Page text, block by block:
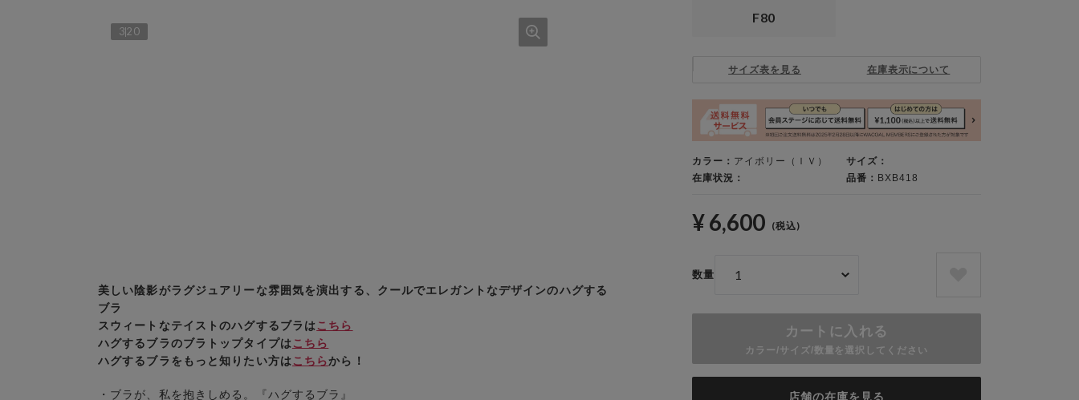
320
F80
サイズ表を見る 在庫表示について
カラー： アイボリー（ＩＶ）
サイズ：
在庫状況：
品番： BXB418
¥ 6,600 (税込)
数量
カートに入れる
カラー/サイズ/数量を選択してください
店舗の在庫を見る
美しい陰影がラグジュアリーな雰囲気を演出する、クールでエレガントなデザインのハグする
ブラ
スウィートなテイストのハグするブラはこちら
ハグするブラのブラトップタイプはこちら
ハグするブラをもっと知りたい方はこちらから！
・ブラが、私を抱きしめる。『ハグするブラ』